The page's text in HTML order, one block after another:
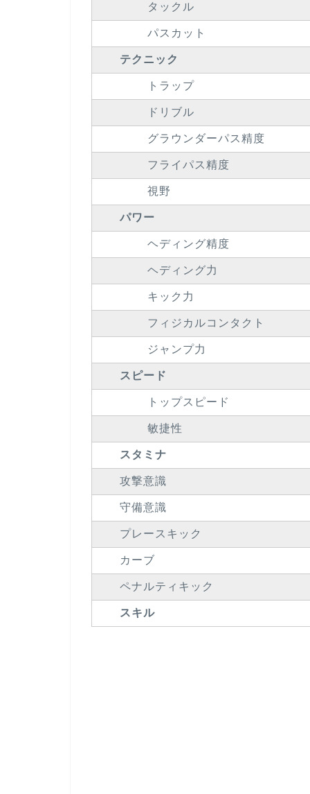
タックル
パスカット
テクニック
トラップ
ドリブル
グラウンダーパス精度
フライパス精度
視野
パワー
ヘディング精度
ヘディング力
キック力
フィジカルコンタクト
ジャンプ力
スピード
トップスピード
敏捷性
スタミナ
攻撃意識
守備意識
プレースキック
カーブ
ペナルティキック
スキル